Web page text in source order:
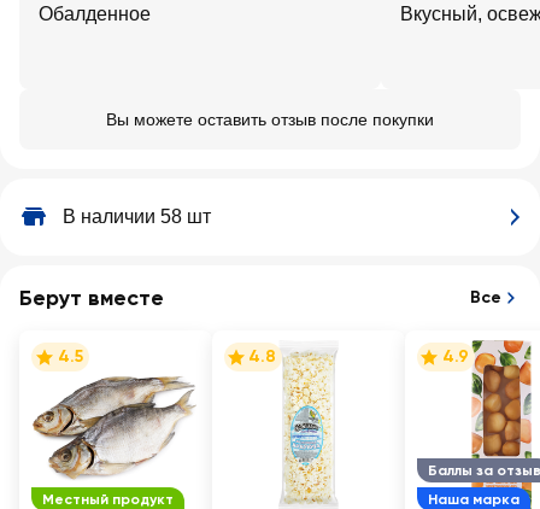
Обалденное Вкусный,
Вы можете оставить отзыв после покупки
В наличии 58 шт
Берут вместе Все
Местный продукт
4.5 4.8
Баллы за отзыв
Наша марка
4.9